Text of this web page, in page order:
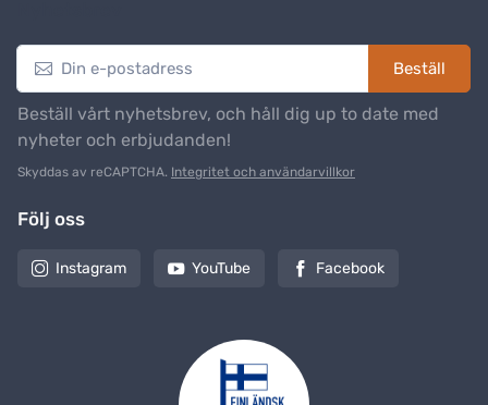
Beställ
Beställ vårt nyhetsbrev, och håll dig up to date med
nyheter och erbjudanden!
Skyddas av reCAPTCHA. Integritet och användarvillkor
Följ oss
Instagram YouTube Facebook